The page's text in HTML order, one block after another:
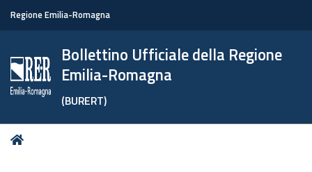
Regione Emilia-Romagna
Bollettino Ufficiale della Regione
Emilia-Romagna
(BURERT)
Tu